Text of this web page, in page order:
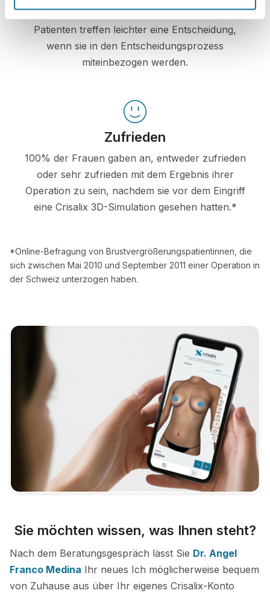
Zuversichtlich
Patienten treffen leichter eine Entscheidung,
wenn sie in den Entscheidungsprozess
miteinbezogen werden.
Zufrieden
100% der Frauen gaben an, entweder zufrieden
oder sehr zufrieden mit dem Ergebnis ihrer
Operation zu sein, nachdem sie vor dem Eingriff
eine Crisalix 3D-Simulation gesehen hatten.*
*Online-Befragung von Brustvergrößerungspatientinnen, die
sich zwischen Mai 2010 und September 2011 einer Operation in
der Schweiz unterzogen haben.
Sie möchten wissen, was Ihnen steht?
Nach dem Beratungsgespräch lässt Sie Dr. Angel
Franco Medina Ihr neues Ich möglicherweise bequem
von Zuhause aus über Ihr eigenes Crisalix-Konto